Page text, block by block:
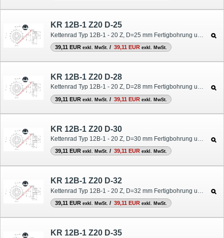
KR 12B-1 Z20 D-25
39,11 EUR exkl. MwSt. / 39,11 EUR exkl. MwSt.
KR 12B-1 Z20 D-28
Kettenrad Typ 12B-1 - 20 Z, D=28 mm Fertigbohrung und Nut
39,11 EUR exkl. MwSt. / 39,11 EUR exkl. MwSt.
KR 12B-1 Z20 D-30
Kettenrad Typ 12B-1 - 20 Z, D=30 mm Fertigbohrung und Nut
39,11 EUR exkl. MwSt. / 39,11 EUR exkl. MwSt.
KR 12B-1 Z20 D-32
Kettenrad Typ 12B-1 - 20 Z, D=32 mm Fertigbohrung und Nut
39,11 EUR exkl. MwSt. / 39,11 EUR exkl. MwSt.
KR 12B-1 Z20 D-35